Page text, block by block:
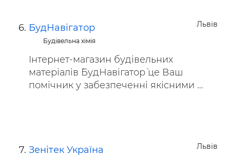
Львів
БудНавігатор
Будівельна хімія
Інтернет-магазин будівельних
матеріалів `БудНавігатор` це Ваш
помічник у забезпеченні якісними ...
Львів
Зенітек Україна